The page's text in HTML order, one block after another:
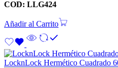
COD: LLG424
Añadir al Carrito
LocknLock Hermético Cuadrado